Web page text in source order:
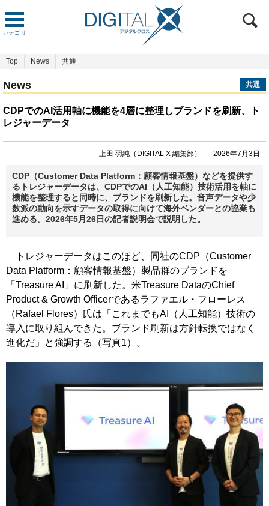
カテゴリ
Top News 共通
News 共通
CDPでのAI活用軸に機能を4層に整理しブランドを刷新、ト
レジャーデータ
上田 羽純（DIGITAL X 編集部） 2026年7月3日
CDP（Customer Data Platform：顧客情報基盤）などを提供す
るトレジャーデータは、CDPでのAI（人工知能）技術活用を軸に
機能を整理すると同時に、ブランドを刷新した。音声データや少
数派の動向を示すデータの取得に向けて海外ベンダーとの協業も
進める。2026年5月26日の記者説明会で説明した。
トレジャーデータはこのほど、同社のCDP（Customer
Data Platform：顧客情報基盤）製品群のブランドを
「Treasure AI」に刷新した。米Treasure DataのChief
Product & Growth Officerであるラファエル・フローレス
（Rafael Flores）氏は「これまでもAI（人工知能）技術の
導入に取り組んできた。ブランド刷新は方針転換ではなく
進化だ」と強調する（写真1）。